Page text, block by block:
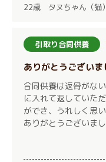
22歳 タヌちゃん（猫）
引取り合同供養
ありがとうございま
合同供養は返骨がな
に入れて返していた
ができ、うれしく思い
ありがとうございまし